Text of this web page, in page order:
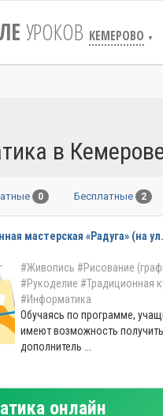
УРОКОВ КЕМЕРОВО ▼
в
0 Бесплатные 2
мастерская «Радуга» (на ул.
#Живопись #Рисование
#Рукоделие #Традиционная
#Информатика
Обучаясь по программе,
имеют возможность получить
дополнитель ...
онлайн